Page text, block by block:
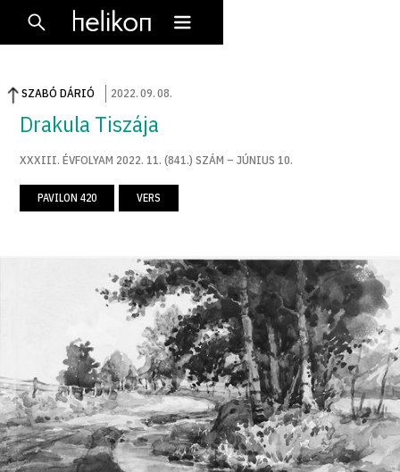
SZABÓ DÁRIÓ 2022.09.08.
Drakula Tiszája
XXXIII. ÉVFOLYAM 2022. 11. (841.) SZÁM – JÚNIUS 10.
PAVILON 420 VERS